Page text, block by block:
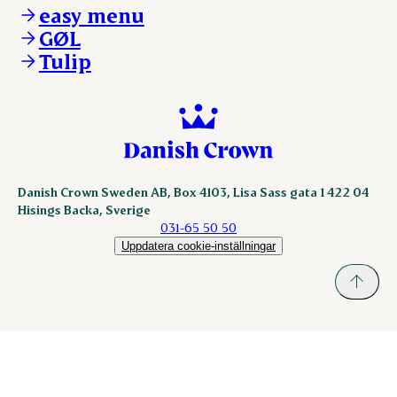
ESS-FOOD.com
KLS.se
nordicspoor.com
easy menu
GØL
Tulip
Danish Crown Sweden AB, Box 4103, Lisa Sass gata 1 422 04
Hisings Backa, Sverige
031-65 50 50
Uppdatera cookie-inställningar